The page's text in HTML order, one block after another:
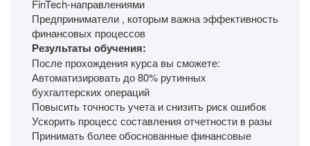
FinTech-направлениями
Предприниматели , которым важна эффективность
финансовых процессов
Результаты обучения:
После прохождения курса вы сможете:
Автоматизировать до 80% рутинных
бухгалтерских операций
Повысить точность учета и снизить риск ошибок
Ускорить процесс составления отчетности в разы
Принимать более обоснованные финансовые